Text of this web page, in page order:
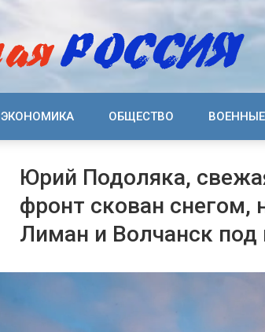
ЭКОНОМИКА ОБЩЕСТВО
Юрий Подоляка,
фронт скован
Лиман и Волчанск